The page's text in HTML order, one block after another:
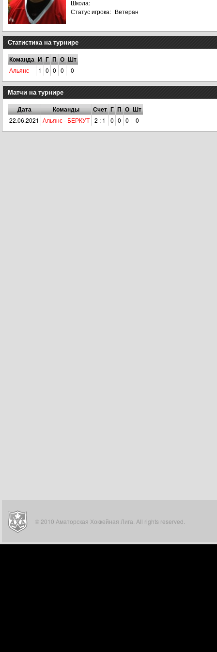
Школа:
Статус игрока: Ветеран
Статистика на турнире
Команда И Г П О Шт
Альянс 1 0 0 0 0
Матчи на турнире
Дата Команды Счет Г П О Шт
22.06.2021 Альянс - БЕРКУТ 2 : 1 0 0 0 0
© 2010 Аматорская Хоккейная Лига. All rights reserved.